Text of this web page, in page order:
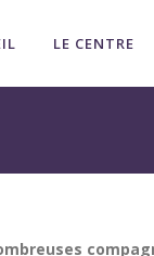
LE CENTRE